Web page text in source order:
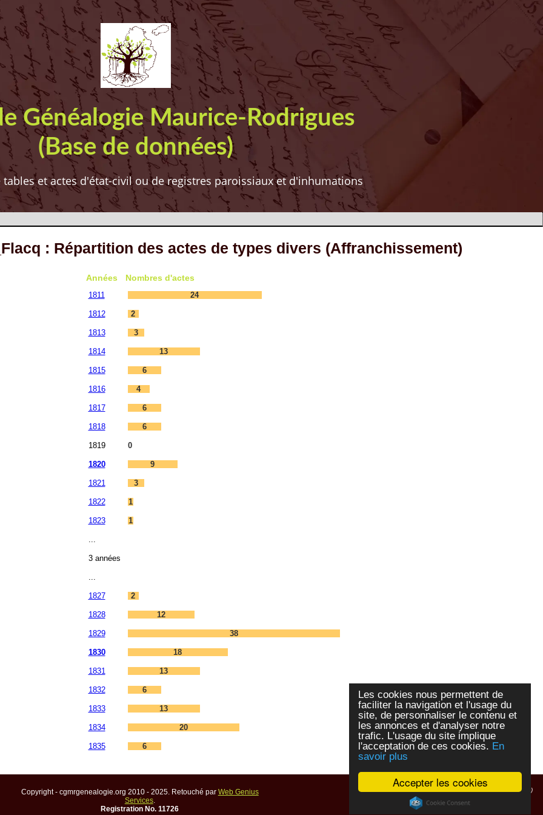
Accepter les cookies
Les cookies nous permettent de
faciliter la navigation et l'usage du
site, de personnaliser le contenu et
les annonces et d'analyser notre
trafic. L'usage du site implique
l'acceptation de ces cookies. En
savoir plus
Généalogie Maurice-Rodrigues
(Base de données)
et actes d'état-civil ou de registres paroissiaux et d'inhumations
: Répartition des actes de types divers (Affranchissement)
Années Nombres d'actes
1811 24
1812 2
1813 3
1814 13
1815 6
1816 4
1817 6
1818 6
1819 0
1820 9
1821 3
1822 1
1823 1
3 années
1827 2
1828 12
1829 38
1830 18
1831 13
1832 6
1833 13
1834 20
1835 6
Copyright - cgmrgenealogie.org 2010 - 2025. Retouché par Web Genius
Services.
Registration No. 11726
version 3.2.4-prod (© 2005-2026, ADSoft)